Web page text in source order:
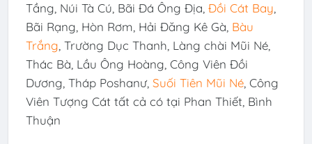
Tầng, Núi Tà Cú, Bãi Đá Ông Địa, Đồi Cát Bay
Bãi Rạng, Hòn Rơm, Hải Đăng Kê Gà, Bàu
Trắng , Trường Dục Thanh, Làng chài Mũi Né,
Thác Bà, Lầu Ông Hoàng, Công Viên Đồi
Dương, Tháp Poshanư, Suối Tiên Mũi Né, Công
Viên Tượng Cát tất cả có tại Phan Thiết, Bình
Thuận